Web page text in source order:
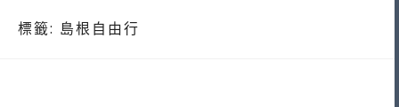
標籤: 島根自由行